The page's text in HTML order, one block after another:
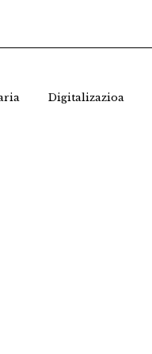
Digitalizazioa